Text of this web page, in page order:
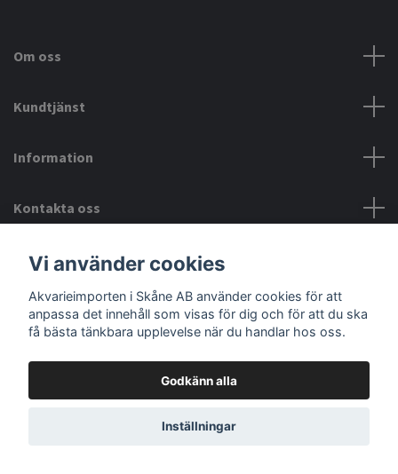
Om oss
Kundtjänst
Information
Kontakta oss
Hörjavägen 2
28234 Tyringe
Org.nr: 559093-8832
Vi använder cookies
Akvarieimporten i Skåne AB använder cookies för att
anpassa det innehåll som visas för dig och för att du ska
få bästa tänkbara upplevelse när du handlar hos oss.
Godkänn alla
Inställningar